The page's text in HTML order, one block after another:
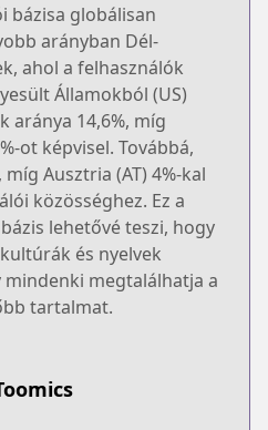
bázisa globálisan
arányban Dél-
ahol a felhasználók
Államokból (US)
aránya 14,6%, míg
ot képvisel. Továbbá,
Ausztria (AT) 4%-kal
közösséghez. Ez a
lehetővé teszi, hogy
és nyelvek
megtalálhatja a
tartalmat.